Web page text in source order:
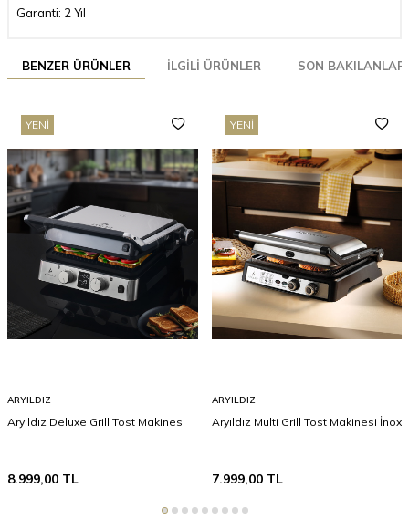
Garanti: 2 Yıl
BENZER ÜRÜNLER İLGILI ÜRÜNLER SON BAKILANLAR
YENI
ARYILDIZ
Aryıldız Deluxe Grill Tost Makinesi
8.999,00 TL
YENI
ARYILDIZ
Aryıldız Multi Grill Tost Makinesi İnox
7.999,00TL